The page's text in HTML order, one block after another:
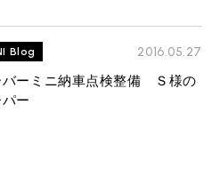
Blog
2016.05.27
バーミニ納車点検整備 Ｓ様の
ー